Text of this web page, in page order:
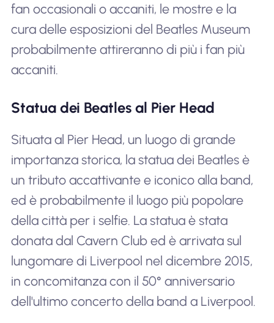
fan occasionali o accaniti, le mostre e la
cura delle esposizioni del Beatles Museum
probabilmente attireranno di più i fan più
accaniti.
Statua dei Beatles al Pier Head
Situata al Pier Head, un luogo di grande
importanza storica, la statua dei Beatles è
un tributo accattivante e iconico alla band,
ed è probabilmente il luogo più popolare
della città per i selfie. La statua è stata
donata dal Cavern Club ed è arrivata sul
lungomare di Liverpool nel dicembre 2015,
in concomitanza con il 50° anniversario
dell'ultimo concerto della band a Liverpool.